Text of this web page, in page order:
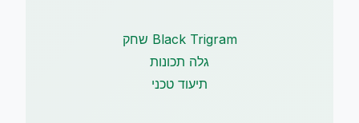
שחק Black Trigram
גלה תכונות
תיעוד טכני